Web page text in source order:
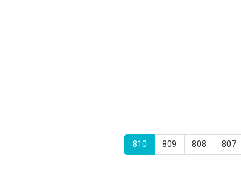
807
808
809
810